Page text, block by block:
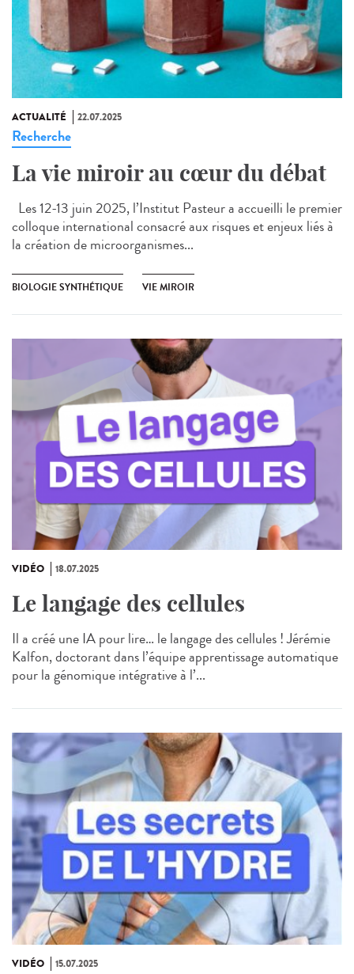
ACTUALITÉ 22.07.2025
Recherche
La vie miroir au cœur du débat
Les 12-13 juin 2025, l’Institut Pasteur a accueilli le premier
colloque international consacré aux risques et enjeux liés à
la création de microorganismes...
BIOLOGIE SYNTHÉTIQUE VIE MIROIR
VIDÉO 18.07.2025
Le langage des cellules
Il a créé une IA pour lire… le langage des cellules ! Jérémie
Kalfon, doctorant dans l’équipe apprentissage automatique
pour la génomique intégrative à l’...
VIDÉO 15.07.2025